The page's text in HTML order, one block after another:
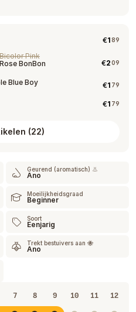
€189
Pink
BonBon
€209
Blue Boy €1 79
€1 79
(22)
Geurend (aromatisch) 👃
Ano
Moeilijkheidsgraad
Beginner
Soort
Eenjarig
Trekt bestuivers aan 🐝
Ano
7 8 9 10 11 12